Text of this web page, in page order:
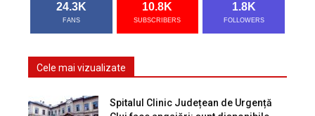
24.3K
FANS
10.8K
SUBSCRIBERS
1.8K
FOLLOWERS
Cele mai vizualizate
Spitalul Clinic Județean de Urgență